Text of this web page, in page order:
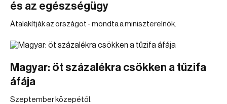
és az egészségügy
Átalakítják az országot - mondta a miniszterelnök.
Magyar: öt százalékra csökken a tűzifa
áfája
Szeptember közepétől.